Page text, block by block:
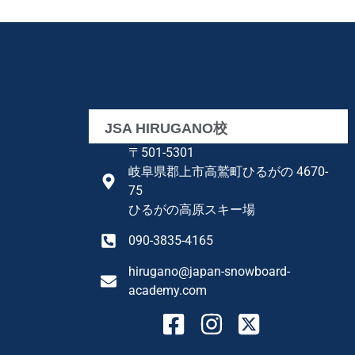
JSA HIRUGANO校
〒501-5301
岐阜県郡上市高鷲町ひるがの 4670-
75
ひるがの高原スキー場
090-3835-4165
hirugano@japan-snowboard-
academy.com